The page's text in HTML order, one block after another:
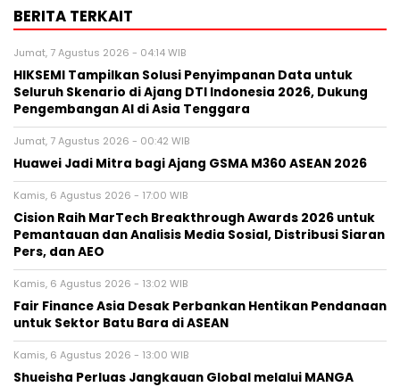
BERITA TERKAIT
Jumat, 7 Agustus 2026 - 04:14 WIB
HIKSEMI Tampilkan Solusi Penyimpanan Data untuk
Seluruh Skenario di Ajang DTI Indonesia 2026, Dukung
Pengembangan AI di Asia Tenggara
Jumat, 7 Agustus 2026 - 00:42 WIB
Huawei Jadi Mitra bagi Ajang GSMA M360 ASEAN 2026
Kamis, 6 Agustus 2026 - 17:00 WIB
Cision Raih MarTech Breakthrough Awards 2026 untuk
Pemantauan dan Analisis Media Sosial, Distribusi Siaran
Pers, dan AEO
Kamis, 6 Agustus 2026 - 13:02 WIB
Fair Finance Asia Desak Perbankan Hentikan Pendanaan
untuk Sektor Batu Bara di ASEAN
Kamis, 6 Agustus 2026 - 13:00 WIB
Shueisha Perluas Jangkauan Global melalui MANGA